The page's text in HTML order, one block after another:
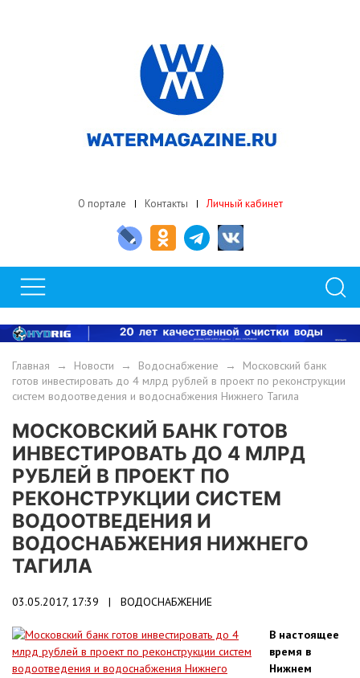
О портале Контакты Личный кабинет
Главная → Новости → Водоснабжение → Московский банк
готов инвестировать до 4 млрд рублей в проект по реконструкции
систем водоотведения и водоснабжения Нижнего Тагила
МОСКОВСКИЙ БАНК ГОТОВ
ИНВЕСТИРОВАТЬ ДО 4 МЛРД
РУБЛЕЙ В ПРОЕКТ ПО
РЕКОНСТРУКЦИИ СИСТЕМ
ВОДООТВЕДЕНИЯ И
ВОДОСНАБЖЕНИЯ НИЖНЕГО
ТАГИЛА
03.05.2017, 17:39 | ВОДОСНАБЖЕНИЕ
В настоящее
время в
Нижнем